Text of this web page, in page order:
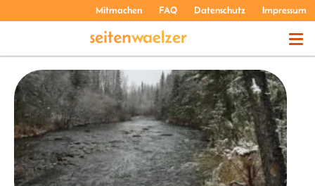
Mitmachen FAQ Datenschutz Impressum
THEMEN
PODCASTS
ÜBER UNS